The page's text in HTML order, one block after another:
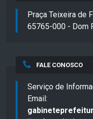
Praça Teixeira de
65765-000 - Dom
FALE CONOSCO
Serviço de
Email: